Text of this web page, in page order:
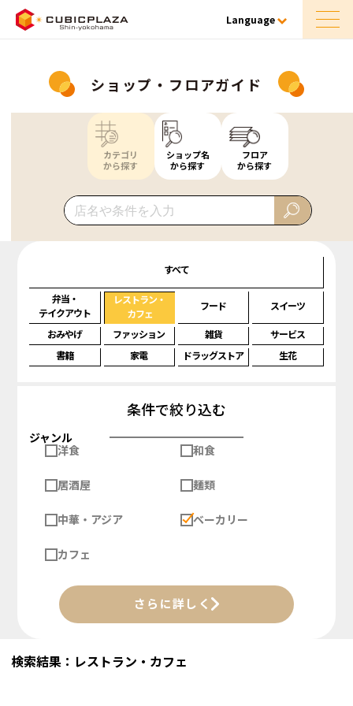
Language
ショップ・フロアガイド
カテゴリ
から探す
ショップ名
から探す
フロア
から探す
すべて
弁当・
テイクアウト
レストラン・
カフェ
フード スイーツ
おみやげ ファッション 雑貨
サービス
書籍
家電 ドラッグストア 生花
条件で絞り込む
ジャンル
洋食
和食
居酒屋 麺類
中華・アジア ベーカリー
カフェ
さらに詳しく
検索結果：レストラン・カフェ